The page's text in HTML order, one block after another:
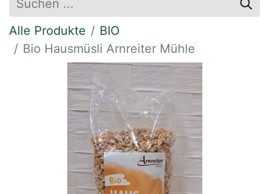
Alle Produkte
BIO
Bio Hausmüsli Arnreiter Mühle